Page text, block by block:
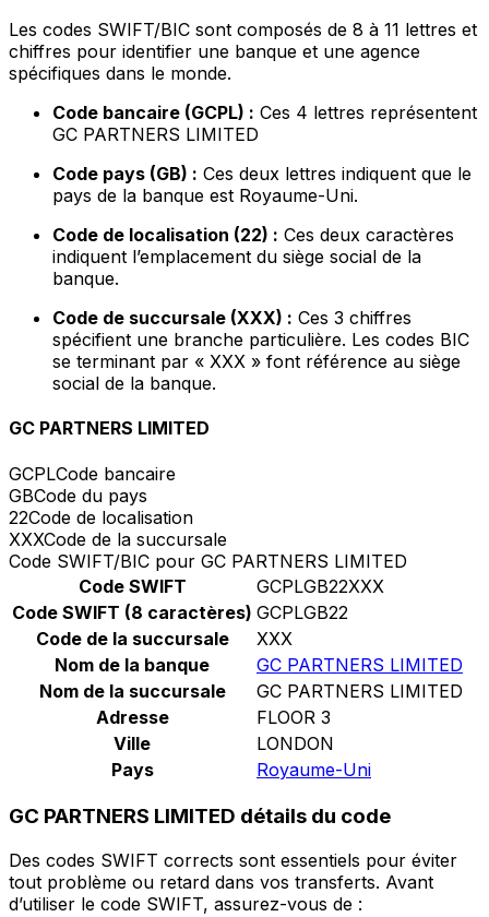
Les codes SWIFT/BIC sont composés de 8 à 11 lettres et
chiffres pour identifier une banque et une agence
spécifiques dans le monde.
Code bancaire (GCPL) : Ces 4 lettres représentent
GC PARTNERS LIMITED
Code pays (GB) : Ces deux lettres indiquent que le
pays de la banque est Royaume-Uni.
Code de localisation (22) : Ces deux caractères
indiquent l’emplacement du siège social de la
banque.
Code de succursale (XXX) : Ces 3 chiffres
spécifient une branche particulière. Les codes BIC
se terminant par « XXX » font référence au siège
social de la banque.
GC PARTNERS LIMITED
GCPLCode bancaire
GBCode du pays
22Code de localisation
XXXCode de la succursale
Code SWIFT/BIC pour GC PARTNERS LIMITED
Code SWIFT
GCPLGB22XXX
Code SWIFT (8 caractères) GCPLGB22
Code de la succursale
XXX
Nom de la banque
GC PARTNERS LIMITED
Nom de la succursale
GC PARTNERS LIMITED
Adresse
FLOOR 3
Ville
LONDON
Pays
Royaume-Uni
GC PARTNERS LIMITED détails du code
Des codes SWIFT corrects sont essentiels pour éviter
tout problème ou retard dans vos transferts. Avant
d’utiliser le code SWIFT, assurez-vous de :